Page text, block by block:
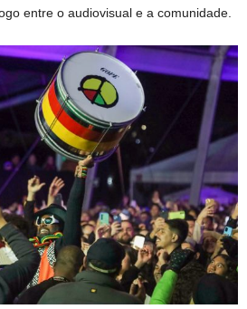
entre o audiovisual e a comunidade.